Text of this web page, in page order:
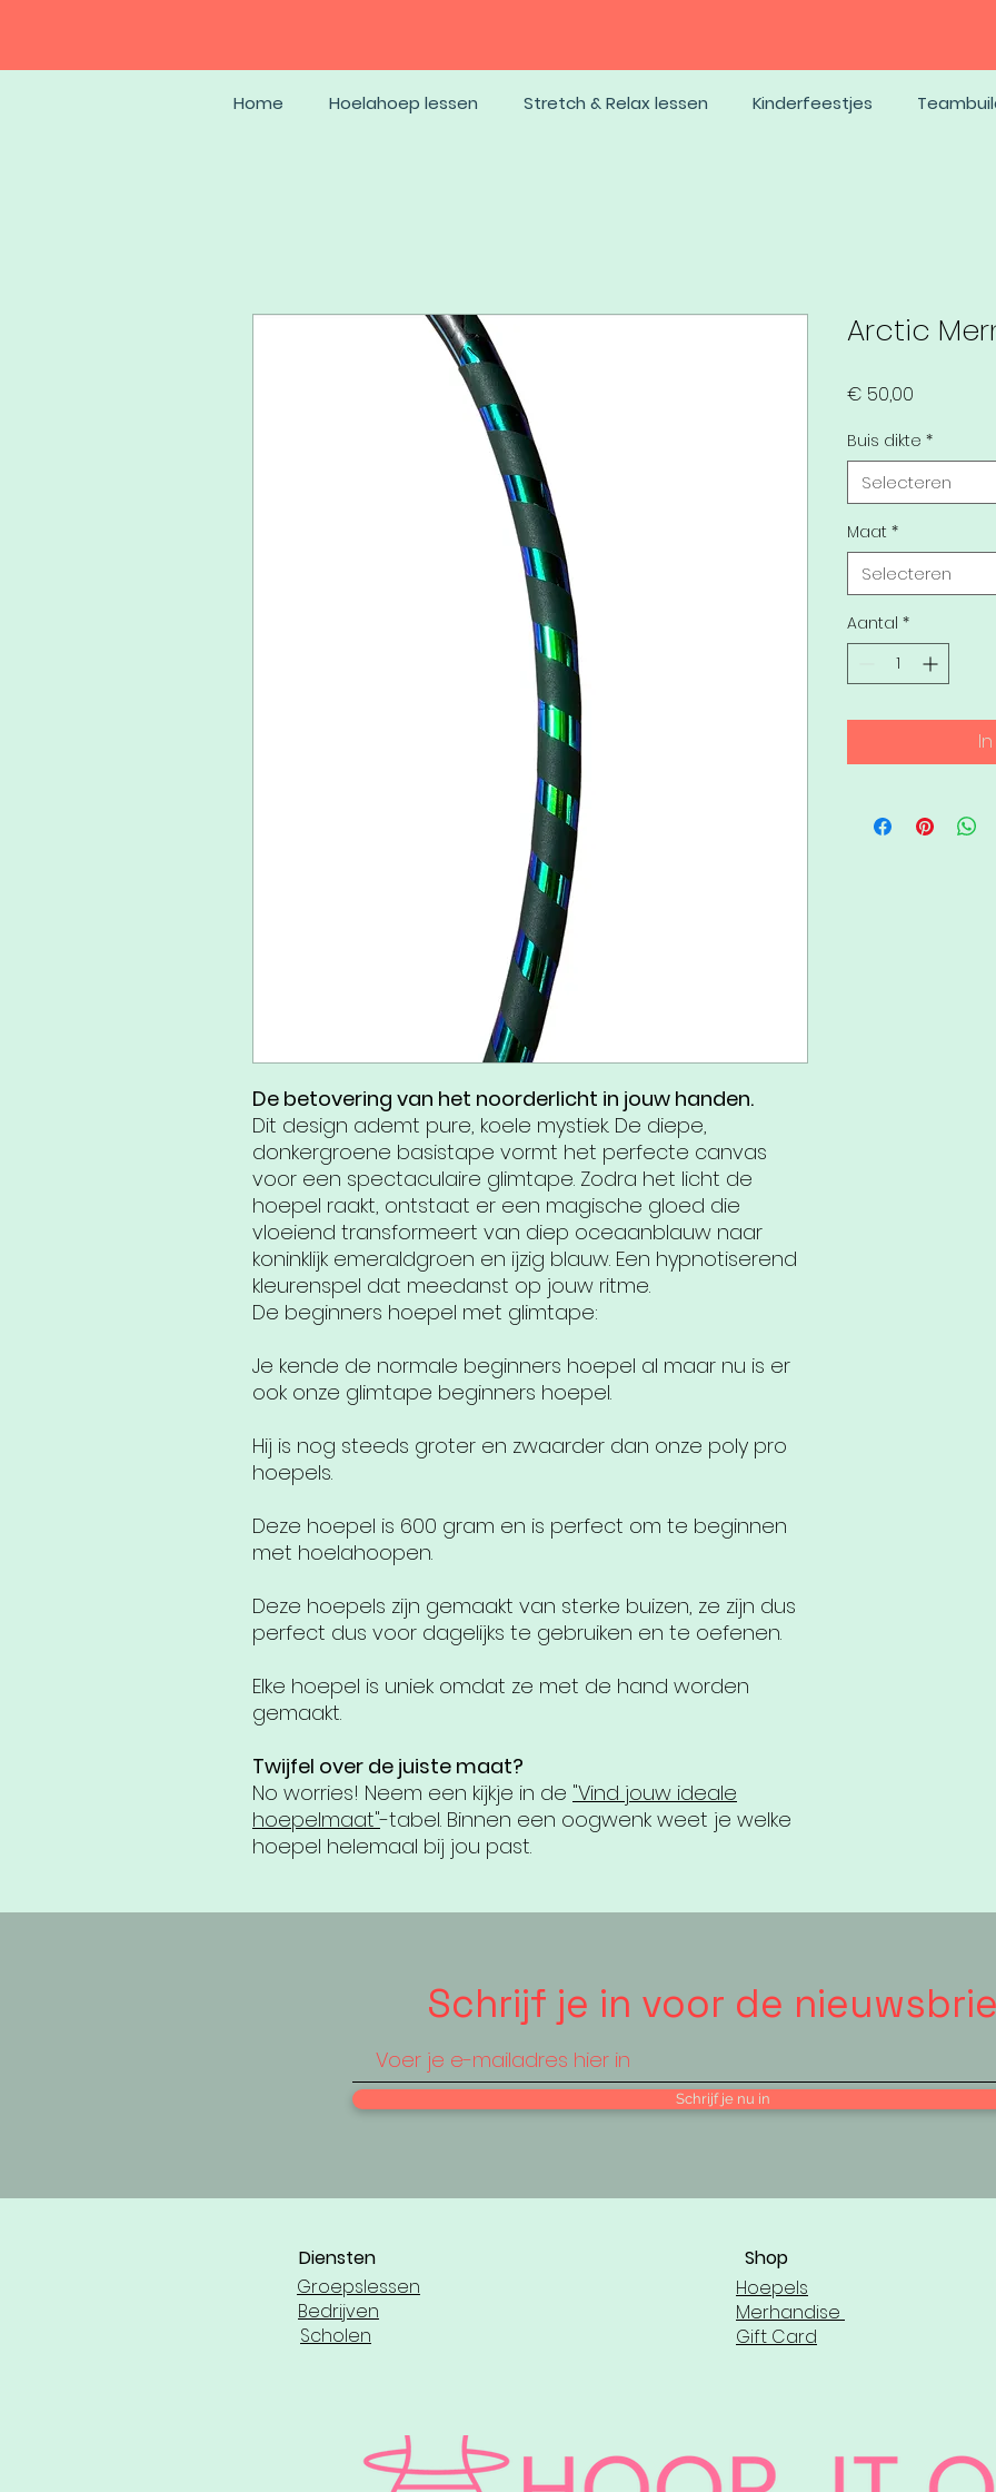
Home Hoelahoep lessen Stretch & Relax lessen Kinderfeestjes
De betovering van het noorderlicht in jouw handen.
Dit design ademt pure, koele mystiek. De diepe,
donkergroene basistape vormt het perfecte canvas
voor een spectaculaire glimtape. Zodra het licht de
hoepel raakt, ontstaat er een magische gloed die
vloeiend transformeert van diep oceaanblauw naar
koninklijk emeraldgroen en ijzig blauw. Een hypnotiserend
kleurenspel dat meedanst op jouw ritme.
De beginners hoepel met glimtape:
Je kende de normale beginners hoepel al maar nu is er
ook onze glimtape beginners hoepel.
Hij is nog steeds groter en zwaarder dan onze poly pro
hoepels.
Deze hoepel is 600 gram en is perfect om te beginnen
met hoelahoopen.
Deze hoepels zijn gemaakt van sterke buizen, ze zijn dus
perfect dus voor dagelijks te gebruiken en te oefenen.
Elke hoepel is uniek omdat ze met de hand worden
gemaakt.
Twijfel over de juiste maat?
No worries! Neem een kijkje in de "Vind jouw ideale
hoepelmaat"-tabel. Binnen een oogwenk weet je welke
hoepel helemaal bij jou past.
Arctic
€ 50,00
Buis dikte *
Selecteren
Maat *
Selecteren
Aantal *
Schrijf je in voor de
Schrijf je nu in
Diensten Shop
Scholen
Merhandise
Gift Card
Groepslessen Hoepels
Bedrijven